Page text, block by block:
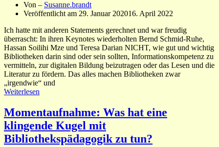
Von – Susanne.brandt
Veröffentlicht am 29. Januar 202016. April 2022
Ich hatte mit anderen Statements gerechnet und war freudig
überrascht: In ihren Keynotes wiederholten Bernd Schmid-Ruhe,
Hassan Soilihi Mze und Teresa Darian NICHT, wie gut und wichtig
Bibliotheken darin sind oder sein sollten, Informationskompetenz zu
vermitteln, zur digitalen Bildung beizutragen oder das Lesen und die
Literatur zu fördern. Das alles machen Bibliotheken zwar
„irgendwie“ und
Weiterlesen
Momentaufnahme: Was hat eine
klingende Kugel mit
Bibliothekspädagogik zu tun?